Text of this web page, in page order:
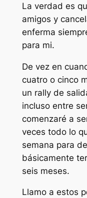
La verdad es
amigos y
enferma
para mi.
De vez en
cuatro o cinco
un rally de
incluso entre
comenzaré a
veces todo lo
semana para
básicamente
seis meses.
Llamo a estos